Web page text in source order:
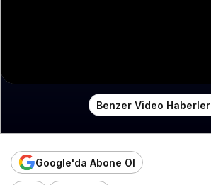
Benzer Video Haberler
Google'da Abone Ol